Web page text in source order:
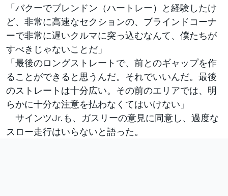
「バクーでブレンドン（ハートレー）と経験したけ
ど、非常に高速なセクションの、ブラインドコーナ
ーで非常に遅いクルマに突っ込むなんて、僕たちが
すべきじゃないことだ」
「最後のロングストレートで、前とのギャップを作
ることができると思うんだ。それでいいんだ。最後
のストレートは十分広い。その前のエリアでは、明
らかに十分な注意を払わなくてはいけない」
サインツJr.も、ガスリーの意見に同意し、過度な
スロー走行はいらないと語った。